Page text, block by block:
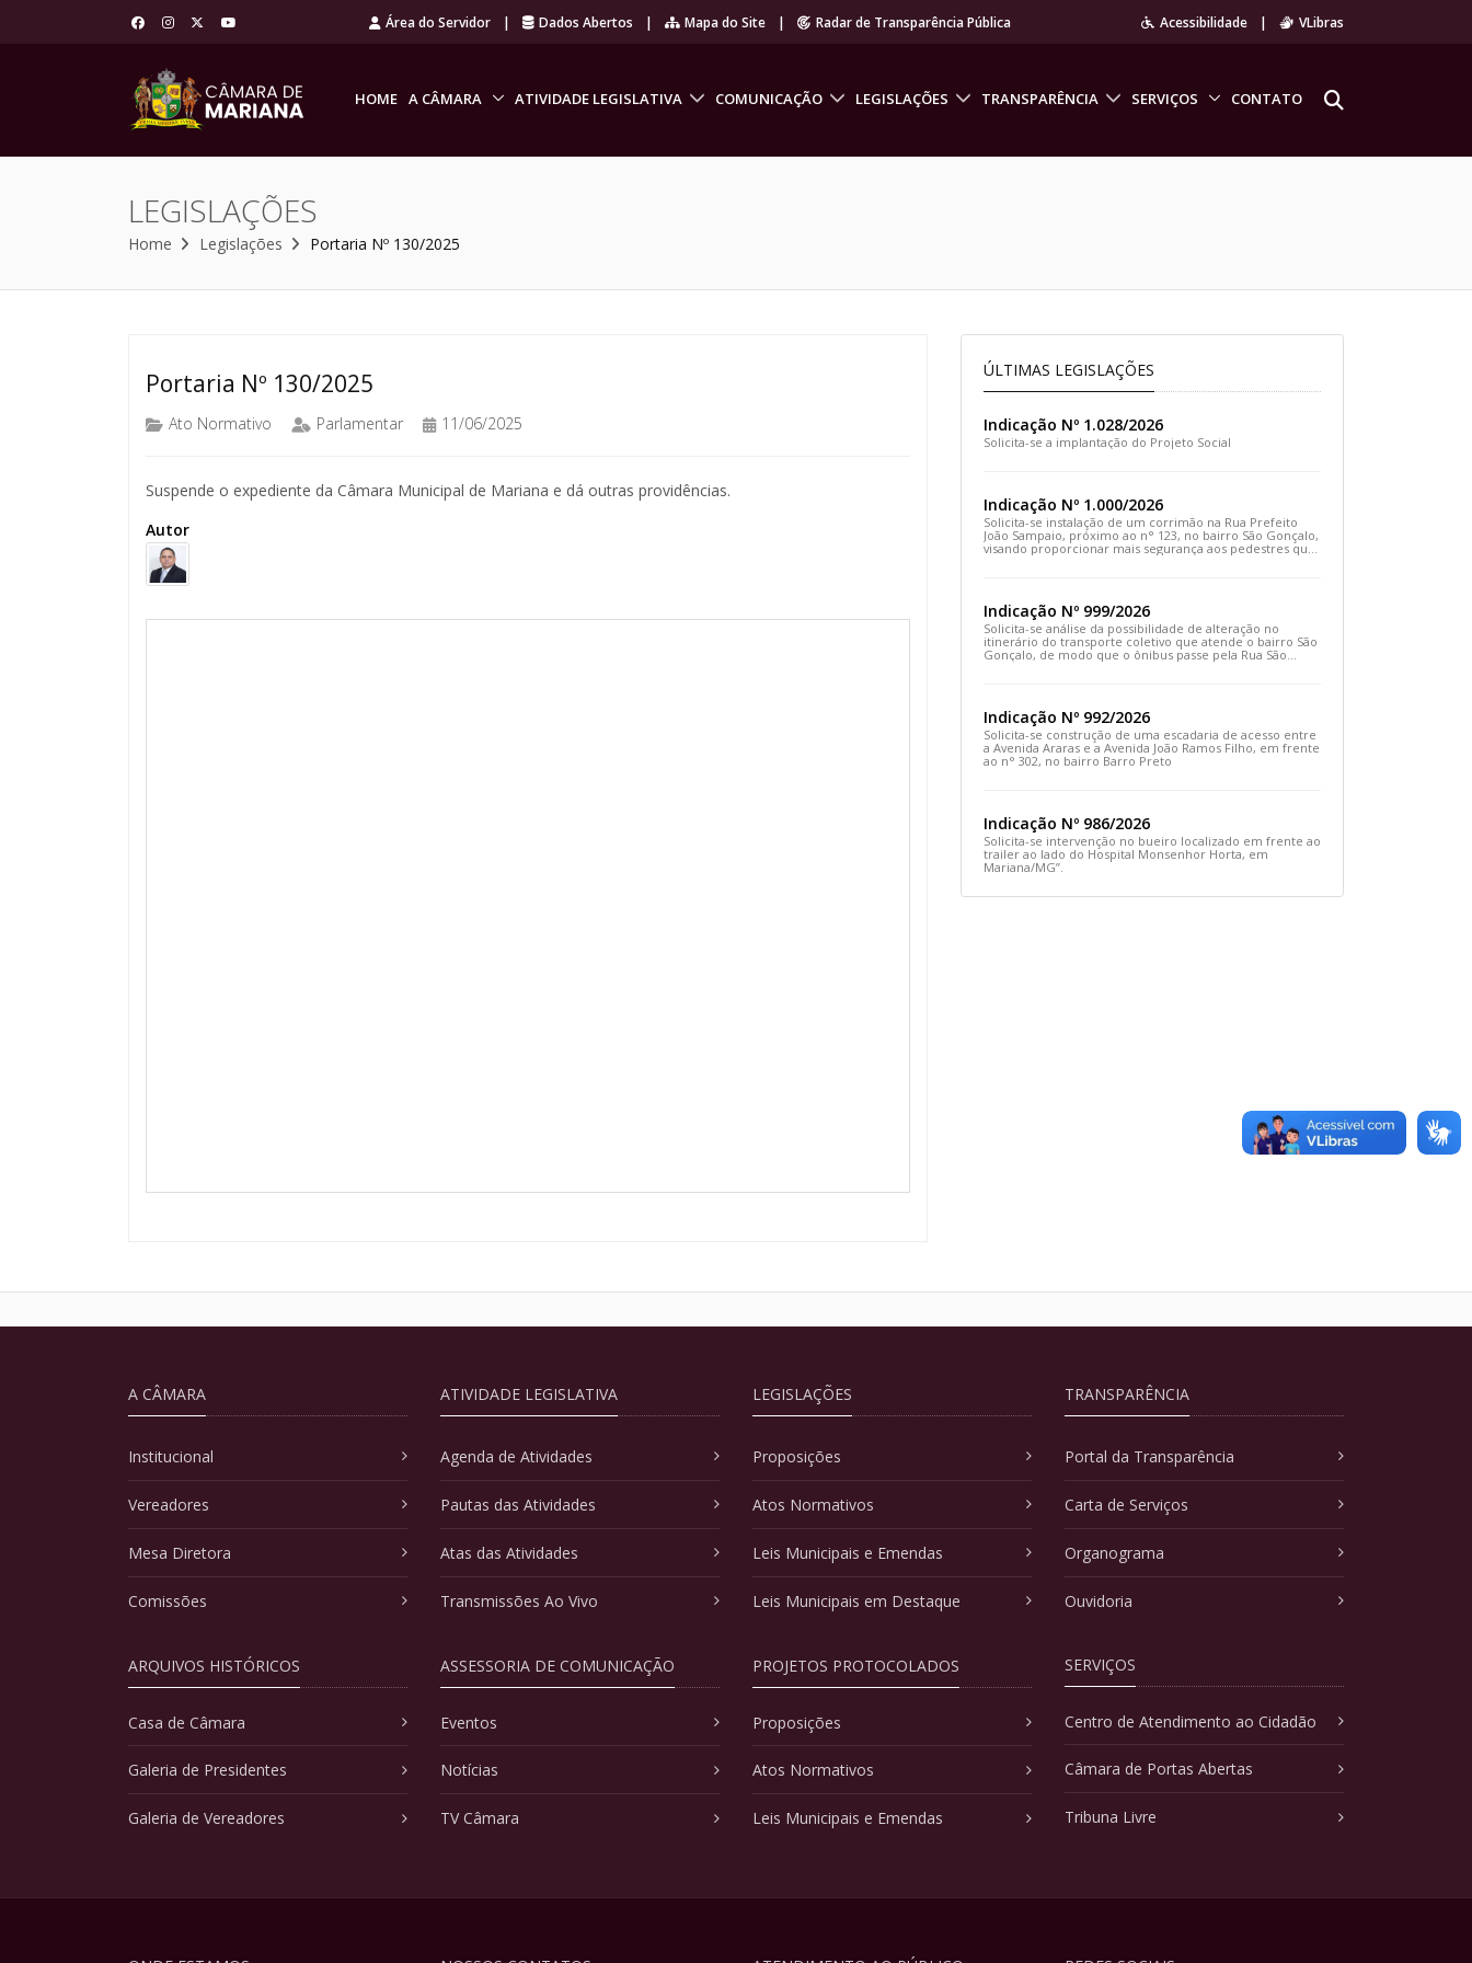
Área do Servidor | Dados Abertos | Mapa do Site | Radar de Transparência Pública Acessibilidade | VLibras
HOME A CÂMARA ATIVIDADE LEGISLATIVA COMUNICAÇÃO LEGISLAÇÕES TRANSPARÊNCIA SERVIÇOS CONTATO
LEGISLAÇÕES
Home Legislações Portaria Nº 130/2025
Portaria Nº 130/2025
Ato Normativo Parlamentar 11/06/2025
Suspende o expediente da Câmara Municipal de Mariana e dá outras providências.
Autor
ÚLTIMAS LEGISLAÇÕES
Indicação Nº 1.028/2026
Solicita-se a implantação do Projeto Social
Indicação Nº 1.000/2026
Solicita-se instalação de um corrimão na Rua Prefeito
João Sampaio, próximo ao n° 123, no bairro São Gonçalo,
visando proporcionar mais segurança aos pedestres que
transitam pelo local
Indicação Nº 999/2026
Solicita-se análise da possibilidade de alteração no
itinerário do transporte coletivo que atende o bairro São
Gonçalo, de modo que o ônibus passe pela Rua São
Gonçalo, desça pela Travessa São Gonçalo e siga pela
Indicação Nº 992/2026
Solicita-se construção de uma escadaria de acesso entre
a Avenida Araras e a Avenida João Ramos Filho, em frente
ao n° 302, no bairro Barro Preto
Indicação Nº 986/2026
Solicita-se intervenção no bueiro localizado em frente ao
trailer ao lado do Hospital Monsenhor Horta, em
Mariana/MG”.
A CÂMARA
Institucional
Vereadores
Mesa Diretora
Comissões
ARQUIVOS HISTÓRICOS
Casa de Câmara
Galeria de Presidentes
Galeria de Vereadores
ATIVIDADE LEGISLATIVA
Agenda de Atividades
Pautas das Atividades
Atas das Atividades
Transmissões Ao Vivo
ASSESSORIA DE COMUNICAÇÃO
Eventos
Notícias
TV Câmara
LEGISLAÇÕES
Proposições
Atos Normativos
Leis Municipais e Emendas
Leis Municipais em Destaque
PROJETOS PROTOCOLADOS
Proposições
Atos Normativos
Leis Municipais e Emendas
TRANSPARÊNCIA
Portal da Transparência
Carta de Serviços
Organograma
Ouvidoria
SERVIÇOS
Centro de Atendimento ao Cidadão
Câmara de Portas Abertas
Tribuna Livre